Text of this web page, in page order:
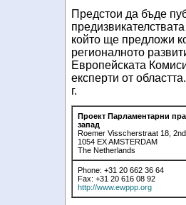
Предстои да бъде
който ще предложи
регионалното
Европейската
експерти от
г.
Проект Парламентарни
запад
Roemer Visscherstraat 18,
1054 EX AMSTERDAM
The Netherlands
Phone: +31 20 662 36 64
Fax: +31 20 616 08 92
http://www.ewppp.org